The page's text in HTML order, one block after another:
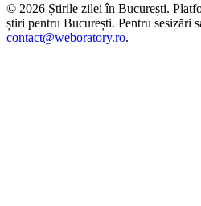
© 2026 Știrile zilei în București.
știri pentru București. Pentru sesizări
contact@weboratory.ro.